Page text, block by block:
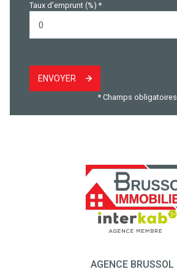
Taux d'emprunt (%) *
ENVOYER
* Champs obligatoires
AGENCE BRUSSOL